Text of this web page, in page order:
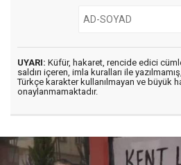
UYARI: Küfür, hakaret, rencide edici
saldırı içeren, imla kuralları ile yazılmamış,
Türkçe karakter kullanılmayan ve büyük
onaylanmamaktadır.